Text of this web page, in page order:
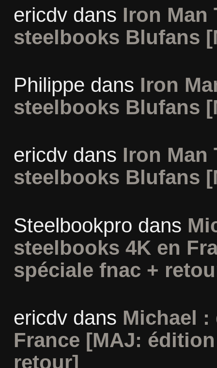
ericdvdans Iron Man
steelbooks Blufans
Philippe dans Iron
steelbooks Blufans
ericdvdans Iron Man
steelbooks Blufans
Steelbookpro dans
steelbooks 4K en
spéciale fnac +
ericdvdans Michael :
France [MAJ:
retour]